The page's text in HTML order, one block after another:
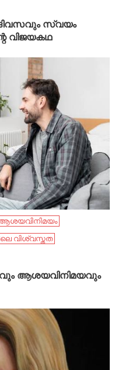
ദിവസവും സ്വയം
വിജയകഥ
വിശ്വസ്തത
ആശയവിനിമയവും